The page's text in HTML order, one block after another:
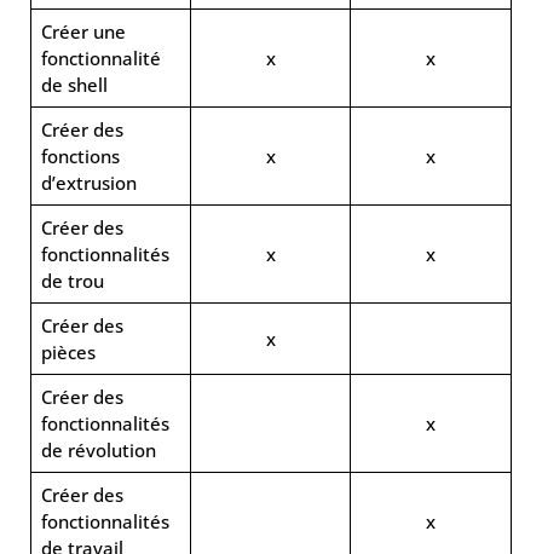
Créer une
fonctionnalité
de shell
x x
Créer des
fonctions
d’extrusion
x x
Créer des
fonctionnalités
de trou
x x
Créer des
pièces
x
Créer des
fonctionnalités
de révolution
x
Créer des
fonctionnalités
de travail
x